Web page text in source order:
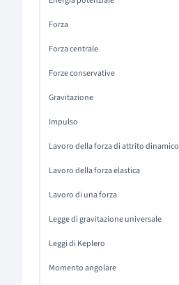
Forza
Forza centrale
Forze conservative
Gravitazione
Impulso
Lavoro della forza di attrito dinamico
Lavoro della forza elastica
Lavoro di una forza
Legge di gravitazione universale
Leggi di Keplero
Momento angolare